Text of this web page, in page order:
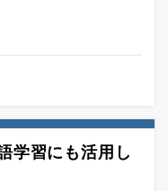
学習にも活用し